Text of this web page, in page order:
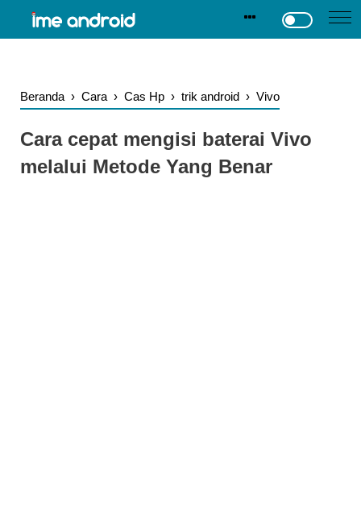
Beranda › Cara › Cas Hp › trik android › Vivo
Cara cepat mengisi baterai Vivo
melalui Metode Yang Benar